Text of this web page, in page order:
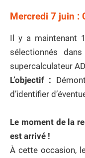
Mercredi 7 juin :
Il y a maintenant
sélectionnés
supercalculateur
L’objectif :
d’identifier
Le moment de la
est arrivé !
À cette occasion,